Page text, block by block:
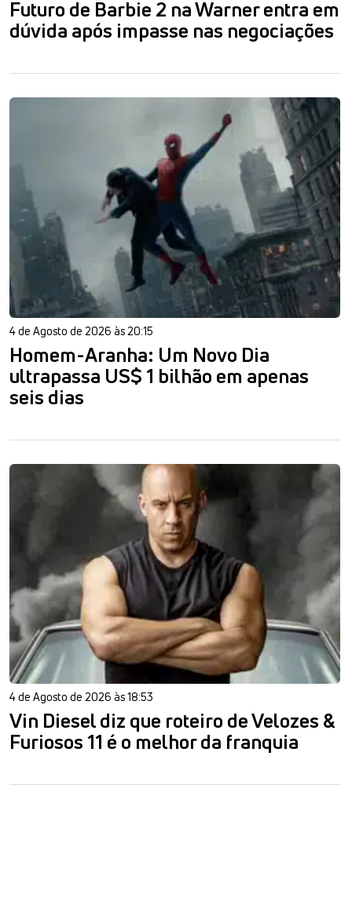
Futuro de Barbie 2 na Warner entra em
dúvida após impasse nas negociações
4 de Agosto de 2026 às 20:15
Homem-Aranha: Um Novo Dia
ultrapassa US$ 1 bilhão em apenas
seis dias
4 de Agosto de 2026 às 18:53
Vin Diesel diz que roteiro de Velozes &
Furiosos 11 é o melhor da franquia